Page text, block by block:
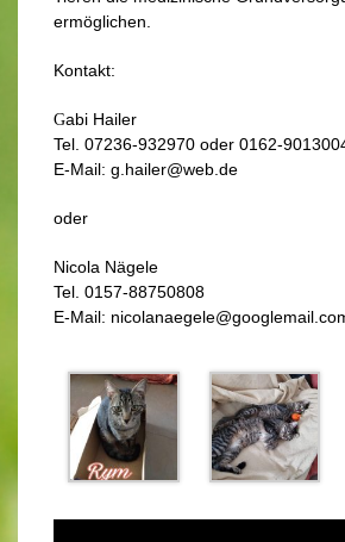
ermöglichen.
Kontakt:
Gabi Hailer
Tel. 07236-932970 oder 0162-
E-Mail: g.hailer@web.de
oder
Nicola Nägele
Tel. 0157-88750808
E-Mail: